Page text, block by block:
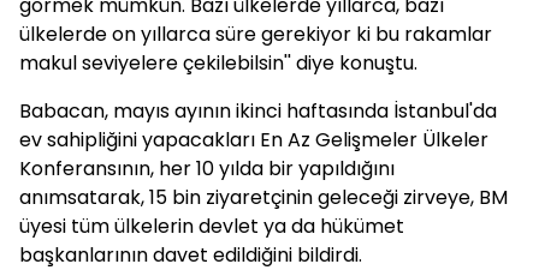
ülkelerde on yıllarca süre gerekiyor ki bu rakamlar
makul seviyelere çekilebilsin'' diye konuştu.
Babacan, mayıs ayının ikinci haftasında İstanbul'da
ev sahipliğini yapacakları En Az Gelişmeler Ülkeler
Konferansının, her 10 yılda bir yapıldığını
anımsatarak, 15 bin ziyaretçinin geleceği zirveye, BM
üyesi tüm ülkelerin devlet ya da hükümet
başkanlarının davet edildiğini bildirdi.